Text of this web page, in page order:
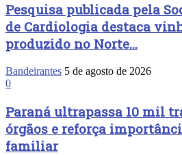
Pesquisa publicada pela
de Cardiologia destaca
produzido no Norte...
Bandeirantes 5 de agosto de 2026
0
Paraná ultrapassa 10 mil
órgãos e reforça
familiar